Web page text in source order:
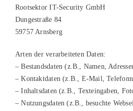
Rootsektor IT-Security GmbH
Dungestraße 84
59757 Arnsberg
Arten der verarbeiteten Daten:
– Bestandsdaten (z.B., Namen,
– Kontaktdaten (z.B., E-Mail,
– Inhaltsdaten (z.B., Texteingaben,
– Nutzungsdaten (z.B., besuchte